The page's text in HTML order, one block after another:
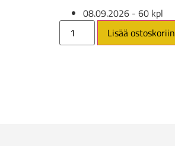
08.09.2026 - 60 kpl
Lisää ostoskoriin